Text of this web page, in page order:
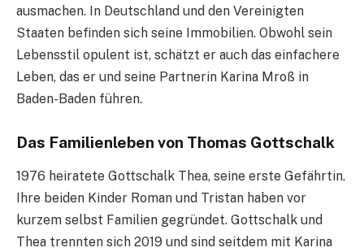
ausmachen. In Deutschland und den Vereinigten
Staaten befinden sich seine Immobilien. Obwohl sein
Lebensstil opulent ist, schätzt er auch das einfachere
Leben, das er und seine Partnerin Karina Mroß in
Baden-Baden führen.
Das Familienleben von Thomas Gottschalk
1976 heiratete Gottschalk Thea, seine erste Gefährtin.
Ihre beiden Kinder Roman und Tristan haben vor
kurzem selbst Familien gegründet. Gottschalk und
Thea trennten sich 2019 und sind seitdem mit Karina